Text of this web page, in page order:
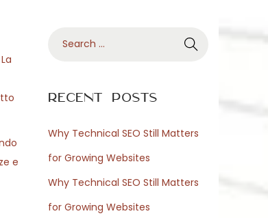
e
r
h
f
r
:
Recent Posts
Why Technical SEO Still Matters
for Growing Websites
Why Technical SEO Still Matters
for Growing Websites